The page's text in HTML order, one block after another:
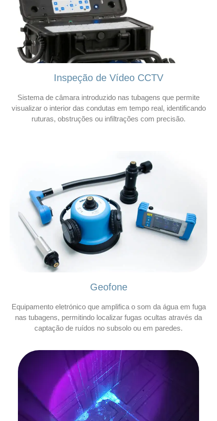
Inspeção de Vídeo CCTV
Sistema de câmara introduzido nas tubagens que permite
visualizar o interior das condutas em tempo real, identificando
ruturas, obstruções ou infiltrações com precisão.
Geofone
Equipamento eletrónico que amplifica o som da água em fuga
nas tubagens, permitindo localizar fugas ocultas através da
captação de ruídos no subsolo ou em paredes.